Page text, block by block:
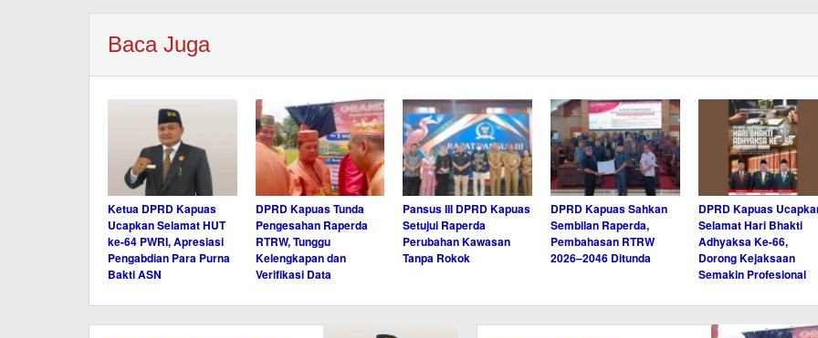
Baca Juga
Ketua DPRD Kapuas
Ucapkan Selamat HUT
ke-64 PWRI, Apresiasi
Pengabdian Para Purna
Bakti ASN
DPRD Kapuas Tunda
Pengesahan Raperda
RTRW, Tunggu
Kelengkapan dan
Verifikasi Data
Pansus III DPRD Kapuas
Setujui Raperda
Perubahan Kawasan
Tanpa Rokok
DPRD Kapuas Sahkan
Sembilan Raperda,
Pembahasan RTRW
2026–2046 Ditunda
DPRD Kapuas
Selamat Hari Bhakti
Adhyaksa Ke-66,
Dorong Kejaksaan
Semakin Profesional